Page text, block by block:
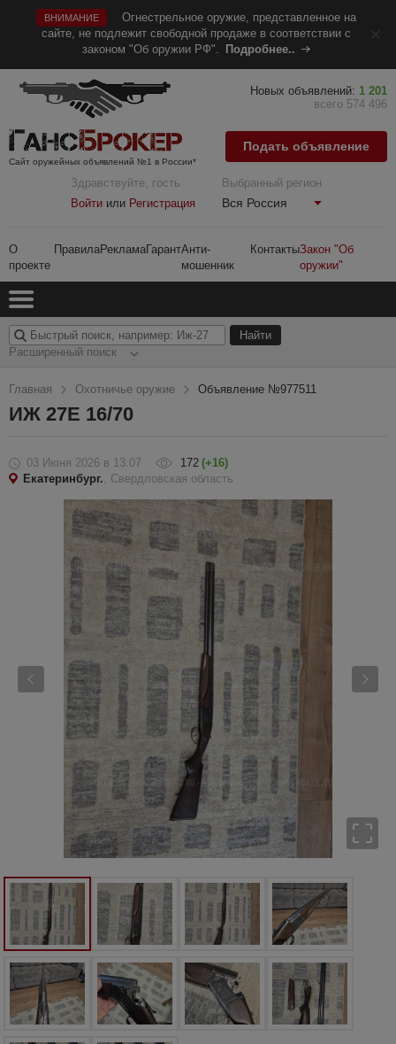
ВНИМАНИЕ
Огнестрельное оружие, представленное на
сайте, не подлежит свободной продаже в соответствии с
законом "Об оружии РФ".
Подробнее..
Сайт оружейных объявлений №1 в России*
Здравствуйте, гость
Войти или Регистрация
Выбранный регион
Вся Россия
О
проекте
ПравилаРекламаГарантАнти-
мошенник
КонтактыЗакон "Об
оружии"
Новых объявлений: 1 201
всего 574 496
Подать объявление
Расширенный поиск
Главная Охотничье оружие Объявление №977511
ИЖ 27Е 16/70
03 Июня 2026 в 13:07 172 (+16)
Екатеринбург., Свердловская область